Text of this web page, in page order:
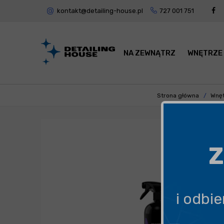
kontakt@detailing-house.pl 727 001 751
NA ZEWNĄTRZ WNĘTRZE
Strona główna
i